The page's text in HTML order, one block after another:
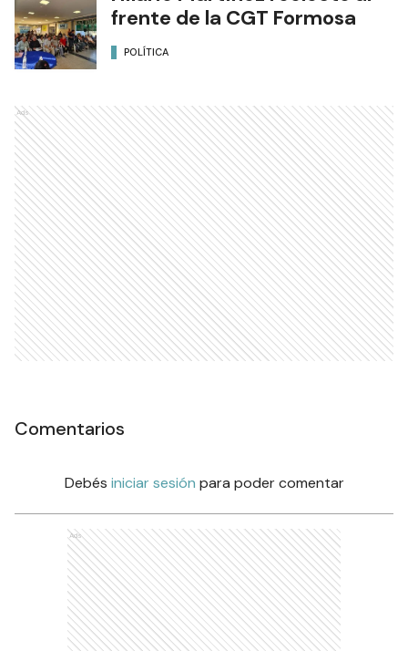
frente de la CGT Formosa
POLÍTICA
Ads
Comentarios
Debés iniciar sesión para poder comentar
Ads